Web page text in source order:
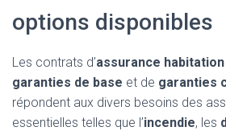
options disponibles
Les contrats d’assurance habitation
garanties de base et de garanties
répondent aux divers besoins des
essentielles telles que l’incendie, les